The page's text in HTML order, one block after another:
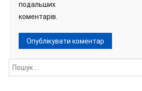
подальших
коментарів.